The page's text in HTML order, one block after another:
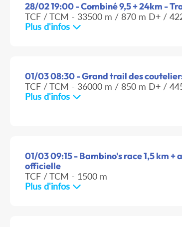
28/02 19:00 - Combiné 9,5 + 24km -
TCF / TCM - 33500 m / 870 m D+ /
Plus d'infos
01/03 08:30 - Grand trail des
TCF / TCM - 36000 m / 850 m D+ /
Plus d'infos
01/03 09:15 - Bambino's race 1,5 km +
officielle
TCF / TCM - 1500 m
Plus d'infos